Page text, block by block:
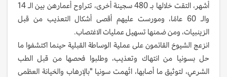
أشهر، التقت خلالها بـ 480 سجينة أخرى، تتراوح أعمارهن بين الـ 14
والـ 60 عامًا، ومورست عليهم أقصى أشكال التعذيب من قبل
الزينبيات، ومن ضمنها تسهيل عمليات الاغتصاب.
انزعج الشيوخ القائمون على عملية الوساطة القبلية حينما اكتشفوا ما
حل بسونيا من انتهاك وتعذيب، وطلبوا فحصها من قبل الطب
الشرعي، لتوثيق ما أصابها، اتُهمت سونيا "بالإرهاب والخيانة العظمى